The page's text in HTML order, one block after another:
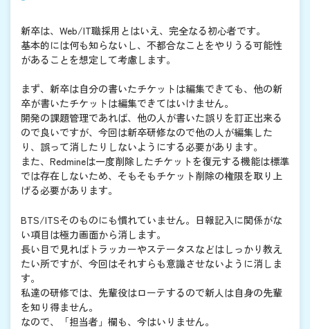
新卒は、Web/IT職採用とはいえ、完全なる初心者です。
基本的には何も知らないし、不都合なことをやりうる可能性
があることを想定して考慮します。
まず、新卒は自分の書いたチケットは編集できても、他の新
卒が書いたチケットは編集できてはいけません。
開発の課題管理であれば、他の人が書いた誤りを訂正出来る
ので良いですが、今回は新卒研修なので他の人が編集した
り、誤って消したりしないようにする必要があります。
また、Redmineは一度削除したチケットを復元する機能は標準
では存在しないため、そもそもチケット削除の権限を取り上
げる必要があります。
BTS/ITSそのものにも慣れていません。日報記入に関係がな
い項目は極力画面から消します。
長い目で見ればトラッカーやステータスなどはしっかり教え
たい所ですが、今回はそれすらも意識させないように消しま
す。
私達の研修では、先輩役はローテするので新人は自身の先輩
を知り得ません。
なので、「担当者」欄も、今はいりません。